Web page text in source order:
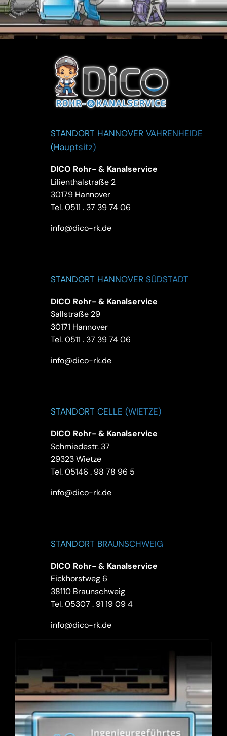
STANDORT HANNOVER VAHRENHEIDE
(Hauptsitz)
DICO Rohr- & Kanalservice
Lilienthalstraße 2
30179 Hannover
Tel.0511 . 37 39 74 06
info@dico-rk.de
STANDORT HANNOVER SÜDSTADT
DICO Rohr- & Kanalservice
Sallstraße 29
30171 Hannover
Tel.0511 . 37 39 74 06
info@dico-rk.de
STANDORT CELLE (WIETZE)
DICO Rohr- & Kanalservice
Schmiedestr. 37
29323 Wietze
Tel.05146 . 98 78 96 5
info@dico-rk.de
STANDORT BRAUNSCHWEIG
DICO Rohr- & Kanalservice
Eickhorstweg 6
38110 Braunschweig
Tel.05307 . 91 19 09 4
info@dico-rk.de